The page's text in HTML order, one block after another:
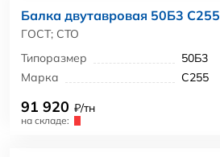
Балка двутавровая 50Б3 С255
ГОСТ; СТО
Типоразмер
50Б3
Марка
С255
91 920 ₽/тн
на складе: